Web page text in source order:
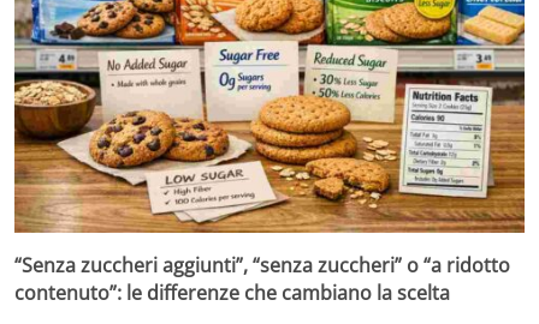
“Senza zuccheri aggiunti”, “senza zuccheri” o “a ridotto
contenuto”: le differenze che cambiano la scelta